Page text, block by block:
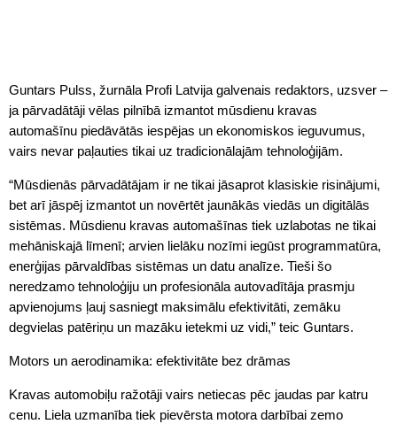
Guntars Pulss, žurnāla Profi Latvija galvenais redaktors, uzsver –
ja pārvadātāji vēlas pilnībā izmantot mūsdienu kravas
automašīnu piedāvātās iespējas un ekonomiskos ieguvumus,
vairs nevar paļauties tikai uz tradicionālajām tehnoloģijām.
“Mūsdienās pārvadātājam ir ne tikai jāsaprot klasiskie risinājumi,
bet arī jāspēj izmantot un novērtēt jaunākās viedās un digitālās
sistēmas. Mūsdienu kravas automašīnas tiek uzlabotas ne tikai
mehāniskajā līmenī; arvien lielāku nozīmi iegūst programmatūra,
enerģijas pārvaldības sistēmas un datu analīze. Tieši šo
neredzamo tehnoloģiju un profesionāla autovadītāja prasmju
apvienojums ļauj sasniegt maksimālu efektivitāti, zemāku
degvielas patēriņu un mazāku ietekmi uz vidi,” teic Guntars.
Motors un aerodinamika: efektivitāte bez drāmas
Kravas automobiļu ražotāji vairs netiecas pēc jaudas par katru
cenu. Liela uzmanība tiek pievērsta motora darbībai zemo